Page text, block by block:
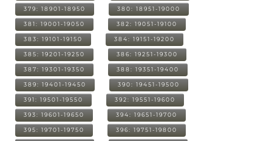
379: 18901-18950 380: 18951-19000
381: 19001-19050 382: 19051-19100
383: 19101-19150 384: 19151-19200
385: 19201-19250 386: 19251-19300
387: 19301-19350 388: 19351-19400
389: 19401-19450 390: 19451-19500
391: 19501-19550 392: 19551-19600
393: 19601-19650 394: 19651-19700
395: 19701-19750 396: 19751-19800